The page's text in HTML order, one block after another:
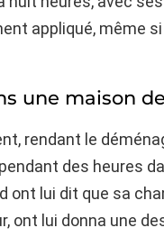
appliqué, même
une maison
rendant le
des heures
ont lui dit que sa
ont lui donna une